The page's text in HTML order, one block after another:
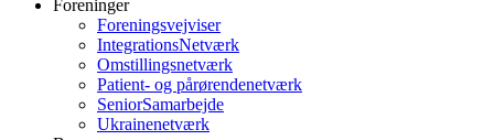
Foreninger
Foreningsvejviser
IntegrationsNetværk
Omstillingsnetværk
Patient- og pårørendenetværk
SeniorSamarbejde
Ukrainenetværk